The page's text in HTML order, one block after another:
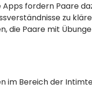
Apps fordern Paare
zu
die Paare mit
im Bereich der